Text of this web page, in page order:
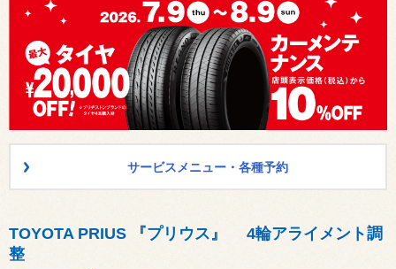
サービスメニュー・各種予約
TOYOTA PRIUS 『プリウス』 4輪アライメント調
整